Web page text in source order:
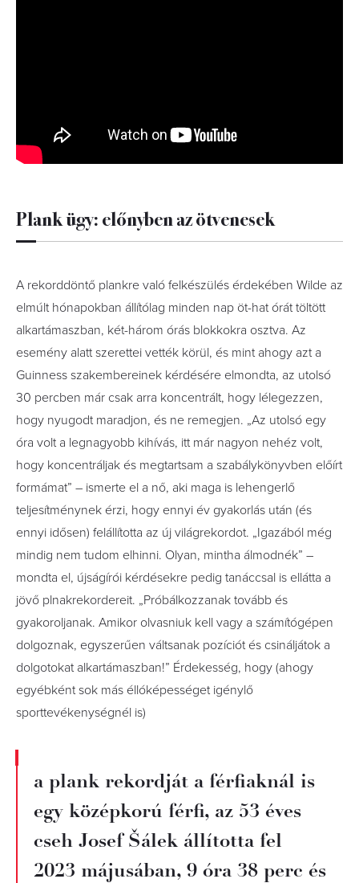
Plank ügy: előnyben az ötvenesek
A rekorddöntő plankre való felkészülés érdekében Wilde az
elmúlt hónapokban állítólag minden nap öt-hat órát töltött
alkartámaszban, két-három órás blokkokra osztva. Az
esemény alatt szerettei vették körül, és mint ahogy azt a
Guinness szakembereinek kérdésére elmondta, az utolsó
30 percben már csak arra koncentrált, hogy lélegezzen,
hogy nyugodt maradjon, és ne remegjen. „Az utolsó egy
óra volt a legnagyobb kihívás, itt már nagyon nehéz volt,
hogy koncentráljak és megtartsam a szabálykönyvben előírt
formámat” – ismerte el a nő, aki maga is lehengerlő
teljesítménynek érzi, hogy ennyi év gyakorlás után (és
ennyi idősen) felállította az új világrekordot. „Igazából még
mindig nem tudom elhinni. Olyan, mintha álmodnék” –
mondta el, újságírói kérdésekre pedig tanáccsal is ellátta a
jövő plnakrekordereit. „Próbálkozzanak tovább és
gyakoroljanak. Amikor olvasniuk kell vagy a számítógépen
dolgoznak, egyszerűen váltsanak pozíciót és csináljátok a
dolgotokat alkartámaszban!” Érdekesség, hogy (ahogy
egyébként sok más éllóképességet igénylő
sporttevékenységnél is)
a plank rekordját a férfiaknál is
egy középkorú férfi, az 53 éves
cseh Josef Šálek állította fel
2023 májusában, 9 óra 38 perc és